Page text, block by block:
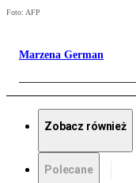
Foto: AFP
Marzena German
Zobacz również
Polecane